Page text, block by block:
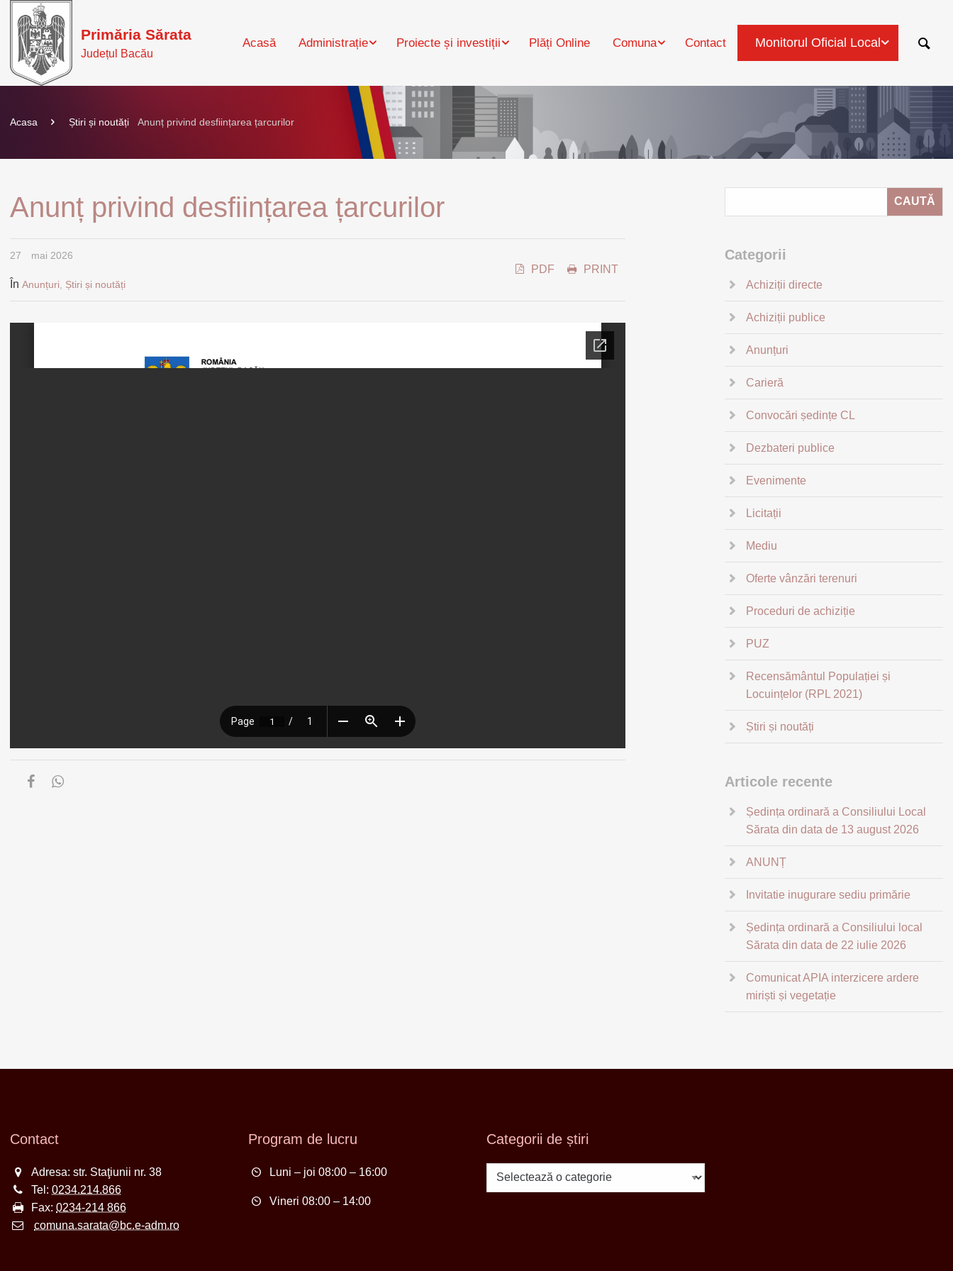
Primăria Sărata
Județul Bacău
Acasă Administrație Proiecte și investiții Plăți Online Comuna Contact Monitorul Oficial Local
Acasa Știri și noutăți Anunț privind desființarea țarcurilor
Anunț privind desființarea țarcurilor
27 mai 2026
În Anunțuri Știri și noutăți
PDF PRINT
Categorii
Achiziții directe
Achiziții publice
Anunțuri
Carieră
Convocări ședințe CL
Dezbateri publice
Evenimente
Licitații
Mediu
Oferte vânzări terenuri
Proceduri de achiziție
PUZ
Recensământul Populației și
Locuințelor (RPL 2021)
Știri și noutăți
Articole recente
Ședința ordinară a Consiliului Local
Sărata din data de 13 august 2026
ANUNȚ
Invitatie inugurare sediu primărie
Ședința ordinară a Consiliului local
Sărata din data de 22 iulie 2026
Comunicat APIA interzicere ardere
miriști și vegetație
Contact
Adresa: str. Staţiunii nr. 38
Tel: 0234.214.866
Fax: 0234-214 866
comuna.sarata@bc.e-adm.ro
Program de lucru
Luni – joi 08:00 – 16:00
Vineri 08:00 – 14:00
Categorii de știri
Categorii
de